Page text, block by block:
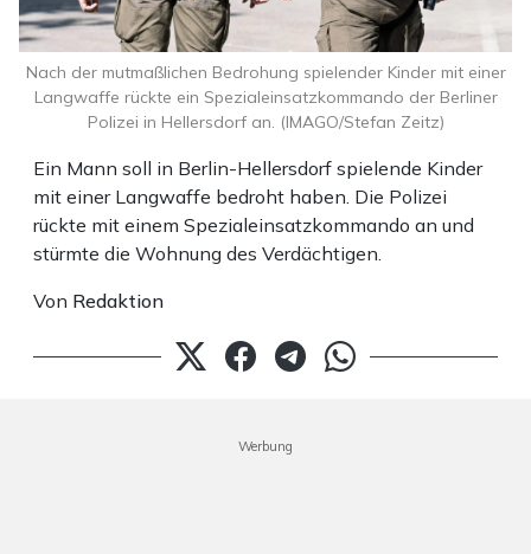
Ein Mann soll in Berlin-Hellersdorf spielende Kinder
mit einer Langwaffe bedroht haben. Die Polizei
rückte mit einem Spezialeinsatzkommando an und
stürmte die Wohnung des Verdächtigen.
Von Redaktion
Nach der mutmaßlichen Bedrohung spielender Kinder mit einer
Langwaffe rückte ein Spezialeinsatzkommando der Berliner
Polizei in Hellersdorf an. (IMAGO/Stefan Zeitz)
Werbung